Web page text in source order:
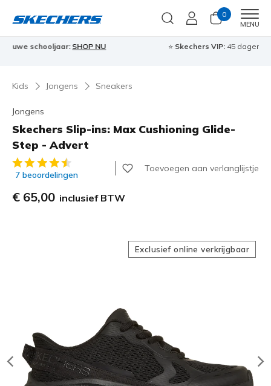
0
MENU
⭐Skechers VIP:45 dagen retourrecht voor ledenMeld je aan⭐
Kids Jongens Sneakers
Jongens
Skechers Slip-ins: Max Cushioning Glide-
Step - Advert
5 van de 5 klantbeoordelingen
7 beoordelingen
Toevoegen aan verlanglijstje
€ 65,00 inclusief BTW
Exclusief online verkrijgbaar